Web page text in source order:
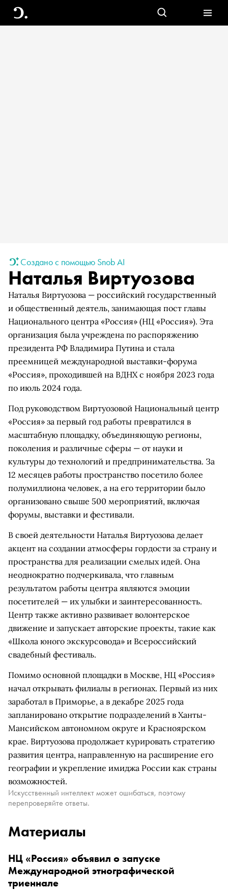
Создано с помощью Snob AI
Наталья Виртуозова
Наталья Виртуозова — российский государственный
и общественный деятель, занимающая пост главы
Национального центра «Россия» (НЦ «Россия»). Эта
организация была учреждена по распоряжению
президента РФ Владимира Путина и стала
преемницей международной выставки-форума
«Россия», проходившей на ВДНХ с ноября 2023 года
по июль 2024 года.
Под руководством Виртуозовой Национальный центр
«Россия» за первый год работы превратился в
масштабную площадку, объединяющую регионы,
поколения и различные сферы — от науки и
культуры до технологий и предпринимательства. За
12 месяцев работы пространство посетило более
полумиллиона человек, а на его территории было
организовано свыше 500 мероприятий, включая
форумы, выставки и фестивали.
В своей деятельности Наталья Виртуозова делает
акцент на создании атмосферы гордости за страну и
пространства для реализации смелых идей. Она
неоднократно подчеркивала, что главным
результатом работы центра являются эмоции
посетителей — их улыбки и заинтересованность.
Центр также активно развивает волонтерское
движение и запускает авторские проекты, такие как
«Школа юного экскурсовода» и Всероссийский
свадебный фестиваль.
Помимо основной площадки в Москве, НЦ «Россия»
начал открывать филиалы в регионах. Первый из них
заработал в Приморье, а в декабре 2025 года
запланировано открытие подразделений в Ханты-
Мансийском автономном округе и Красноярском
крае. Виртуозова продолжает курировать стратегию
развития центра, направленную на расширение его
географии и укрепление имиджа России как страны
возможностей.
Искусственный интеллект может ошибаться, поэтому
перепроверяйте ответы.
Материалы
НЦ «Россия» объявил о запуске
Международной этнографической
триеннале